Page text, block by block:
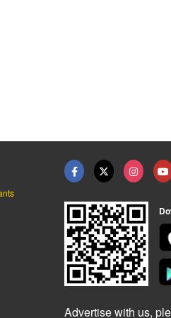
Advertise with us,